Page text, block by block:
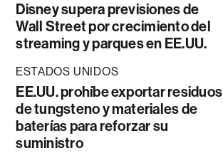
Disney supera previsiones de
Wall Street por crecimiento del
streaming y parques en EE.UU.
ESTADOS UNIDOS
EE.UU. prohíbe exportar residuos
de tungsteno y materiales de
baterías para reforzar su
suministro